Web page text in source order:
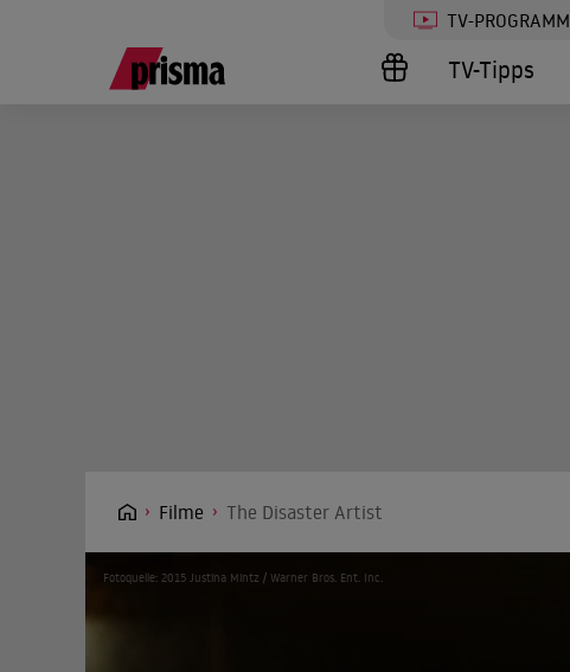
TV-PROGRAMM
TV-Tipps
Filme The Disaster Artist
Fotoquelle: 2015 Justina Mintz / Warner Bros. Ent. Inc.